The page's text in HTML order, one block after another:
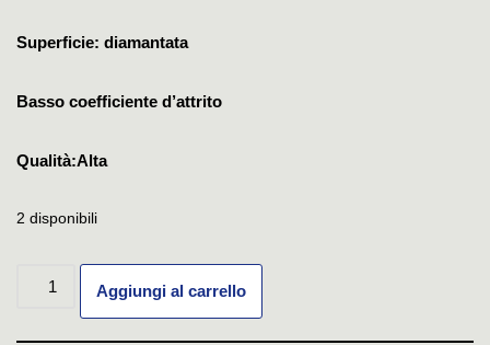
Superficie: diamantata
Basso coefficiente d’attrito
Qualità:Alta
2 disponibili
Aggiungi al carrello